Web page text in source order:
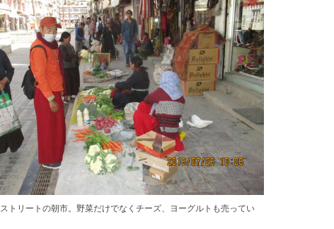
トリートの朝市。野菜だけでなくチーズ、ヨーグルトも売ってい